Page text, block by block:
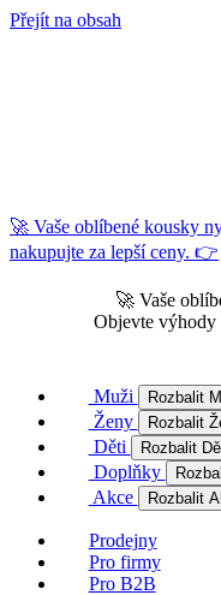
Přejít na obsah
🚀 Vaše oblíbené kousky
nakupujte za lepší ceny. 👉
🚀 Vaše
Objevte výhody
Muži Rozbalit
Ženy Rozbalit
Děti Rozbalit
Doplňky
Akce Rozbalit
Prodejny
Pro firmy
Pro B2B